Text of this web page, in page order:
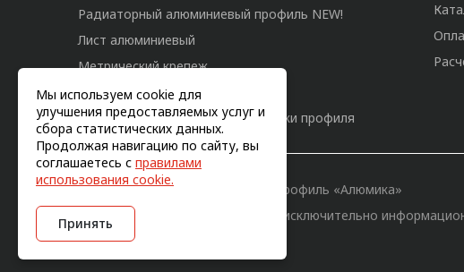
Мы используем cookie для
улучшения предоставляемых услуг и
сбора статистических данных.
Продолжая навигацию по сайту, вы
соглашаетесь с правилами
использования cookie.
Принять
Радиаторный алюминиевый профиль NEW!
Лист алюминиевый
Метрический крепеж
Конструкции из профиля
Услуги дополнительной обработки профиля
© 2011-2026, Конструкционный профиль «Алюмика»
Вся информация на сайте имеет исключительно